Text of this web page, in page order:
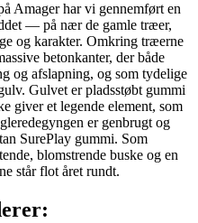
Amager har vi gennemført en
— på nær de gamle træer,
og karakter. Omkring træerne
betonkanter, der både
og afslapning, og som tydelige
Gulvet er pladsstøbt gummi
giver et legende element, som
er genbrugt og
SurePlay gummi. Som
blomstrende buske og en
står flot året rundt.